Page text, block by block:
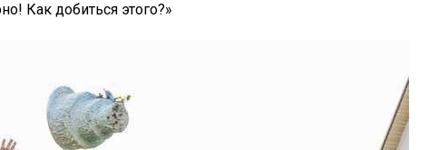
Как добиться этого?»